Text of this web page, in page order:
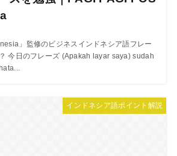
」監修のビジネスインドネシア語フレー
今日のフレーズ (Apakah layar saya) sudah
インドネシア語ポイント解説